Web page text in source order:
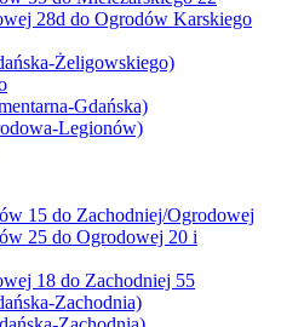
28d do Ogrodów Karskiego
Żeligowskiego)
Gdańska)
Legionów)
15 do Zachodniej/Ogrodowej
25 do Ogrodowej 20 i
18 do Zachodniej 55
Zachodnia)